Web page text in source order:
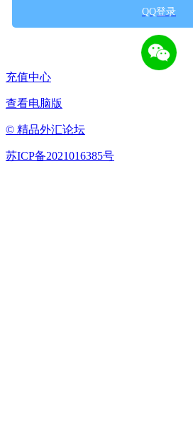
QQ登录
充值中心
查看电脑版
© 精品外汇论坛
苏ICP备2021016385号